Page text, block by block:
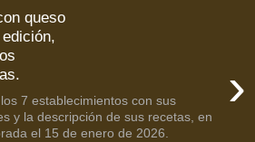
queso
›
7 establecimientos con sus
y la descripción de sus recetas, en
el 15 de enero de 2026.